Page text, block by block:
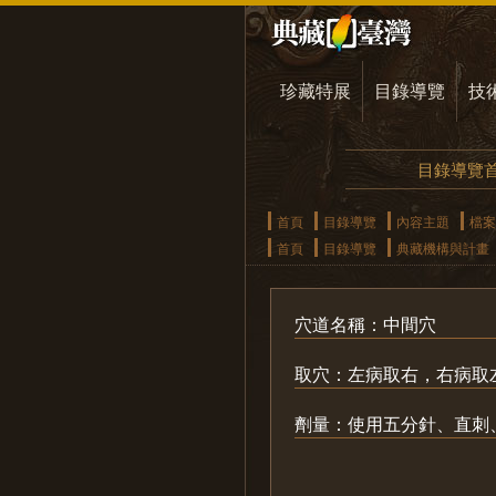
珍藏特展 目錄導覽 技
目錄導覽
首頁 目錄導覽 內容主題
檔案
首頁
目錄導覽 典藏機構與計畫
穴道名稱：中間穴
取穴：左病取右，右病取
劑量：使用五分針、直